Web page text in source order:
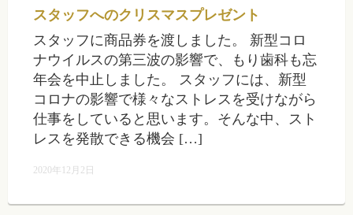
スタッフへのクリスマスプレゼント
スタッフに商品券を渡しました。 新型コロ
ナウイルスの第三波の影響で、もり歯科も忘
年会を中止しました。 スタッフには、新型
コロナの影響で様々なストレスを受けながら
仕事をしていると思います。そんな中、スト
レスを発散できる機会 […]
2020年12月2日